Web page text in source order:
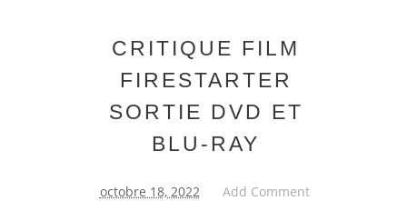
CRITIQUE FILM
FIRESTARTER
SORTIE DVD ET
BLU-RAY
octobre 18, 2022 Add Comment